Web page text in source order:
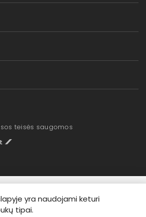
teisės saugomos
yra naudojami keturi
tipai.